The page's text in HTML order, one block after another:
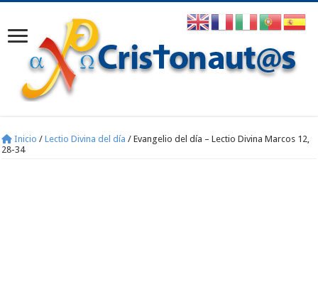
Inicio / Lectio Divina del día / Evangelio del día – Lectio Divina Marcos 12,
28-34